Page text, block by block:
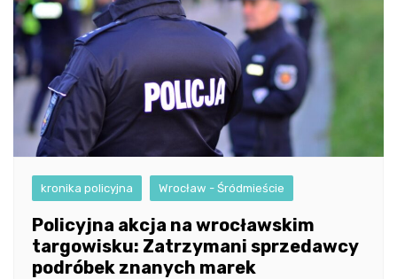
kronika policyjna Wrocław - Śródmieście
Policyjna akcja na wrocławskim
targowisku: Zatrzymani sprzedawcy
podróbek znanych marek